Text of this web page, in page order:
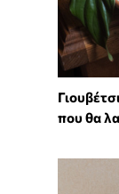
που θα